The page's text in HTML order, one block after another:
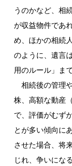
うのかなど、相
が収益物件であ
め、ほかの相続
のように、遺言
用のルール」ま
相続後の管理
株、高額な動産
で、評価がむず
とが多い傾向に
させた場合、将
じれ、争いにな